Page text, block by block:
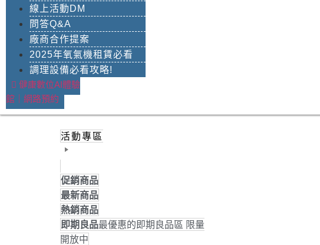
線上活動DM
問答Q&A
廠商合作提案
2025年氧氣機租賃必看
調理設備必看攻略!
健康數位AI體驗
館｜網路預約
活動專區
促銷商品
最新商品
熱銷商品
即期良品最優惠的即期良品區 限量
開放中